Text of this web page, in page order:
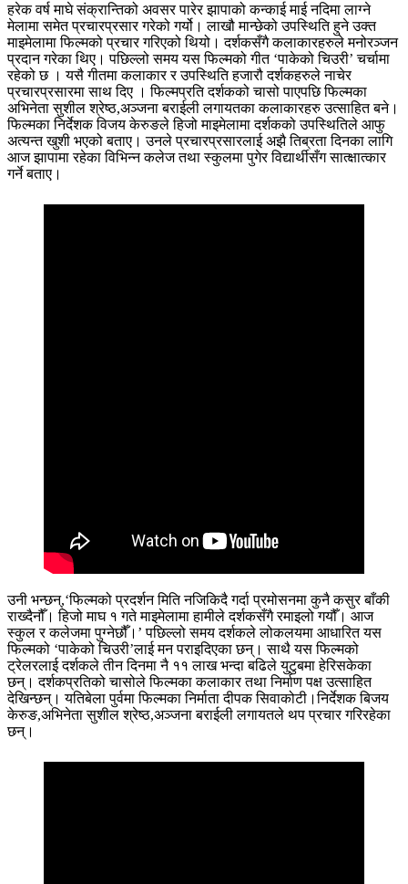
हरेक वर्ष माघे संक्रान्तिको अवसर पारेर झापाको कन्काई माई नदिमा लाग्ने
मेलामा समेत प्रचारप्रसार गरेको गर्यो। लाखौ मान्छेको उपस्थिति हुने उक्त
माइमेलामा फिल्मको प्रचार गरिएको थियो। दर्शकसँगै कलाकारहरुले मनोरञ्जन
प्रदान गरेका थिए। पछिल्लो समय यस फिल्मको गीत ‘पाकेको चिउरी’ चर्चामा
रहेको छ । यसै गीतमा कलाकार र उपस्थिति हजारौ दर्शकहरुले नाचेर
प्रचारप्रसारमा साथ दिए । फिल्मप्रति दर्शकको चासो पाएपछि फिल्मका
अभिनेता सुशील श्रेष्ठ,अञ्जना बराईली लगायतका कलाकारहरु उत्साहित बने।
फिल्मका निर्देशक विजय केरुङले हिजो माइमेलामा दर्शकको उपस्थितिले आफु
अत्यन्त खुशी भएको बताए। उनले प्रचारप्रसारलाई अझै तिब्रता दिनका लागि
आज झापामा रहेका विभिन्न कलेज तथा स्कुलमा पुगेर विद्यार्थीसँग सात्क्षात्कार
गर्ने बताए।
उनी भन्छन्,‘फिल्मको प्रदर्शन मिति नजिकिदै गर्दा प्रमोसनमा कुनै कसुर बाँकी
राख्दैनौँ। हिजो माघ १ गते माइमेलामा हामीले दर्शकसँगै रमाइलो गयौँ। आज
स्कुल र कलेजमा पुग्नेछौँ।’ पछिल्लो समय दर्शकले लोकलयमा आधारित यस
फिल्मको ‘पाकेको चिउरी’लाई मन पराइदिएका छन्। साथै यस फिल्मको
ट्रेलरलाई दर्शकले तीन दिनमा नै ११ लाख भन्दा बढिले युटुबमा हेरिसकेका
छन्। दर्शकप्रतिको चासोले फिल्मका कलाकार तथा निर्माण पक्ष उत्साहित
देखिन्छन्। यतिबेला पुर्वमा फिल्मका निर्माता दीपक सिवाकोटी।निर्देशक बिजय
केरुङ,अभिनेता सुशील श्रेष्ठ,अञ्जना बराईली लगायतले थप प्रचार गरिरहेका
छन्।